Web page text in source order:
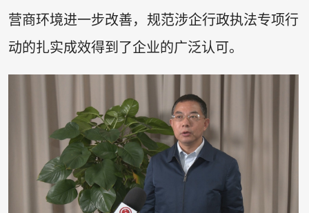
营商环境进一步改善，规范涉企行政执法专项行
动的扎实成效得到了企业的广泛认可。